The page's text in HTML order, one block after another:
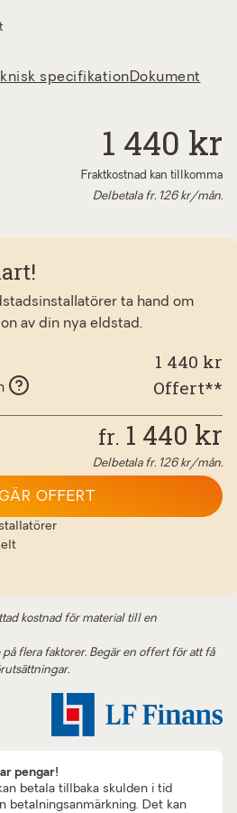
specifikationDokument
1 440 kr
Fraktkostnad kan tillkomma
Delbetala fr. 126kr/mån.
ta hand om
av din nya eldstad.
1 440 kr
Offert**
fr. 1 440 kr
Delbetala fr. 126kr/mån.
OFFERT
kostnad för material till en
på flera faktorer. Begär en offert för att få
pengar!
betala tillbaka skulden i tid
betalningsanmärkning. Det kan